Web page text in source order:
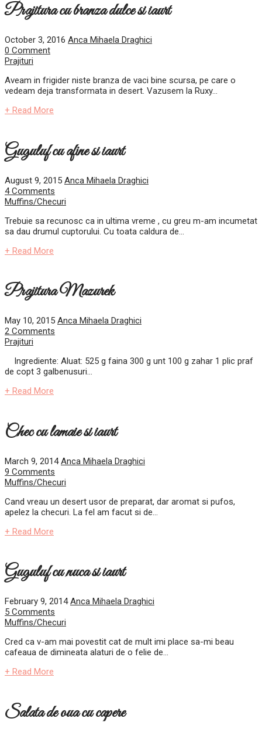
Prajitura cu branza dulce si iaurt
October 3, 2016 Anca Mihaela Draghici
0 Comment
Prajituri
Aveam in frigider niste branza de vaci bine scursa, pe care o
vedeam deja transformata in desert. Vazusem la Ruxy...
+ Read More
Guguluf cu afine si iaurt
August 9, 2015 Anca Mihaela Draghici
4 Comments
Muffins/Checuri
Trebuie sa recunosc ca in ultima vreme , cu greu m-am incumetat
sa dau drumul cuptorului. Cu toata caldura de...
+ Read More
Prajitura Mazurek
May 10, 2015 Anca Mihaela Draghici
2 Comments
Prajituri
Ingrediente: Aluat: 525 g faina 300 g unt 100 g zahar 1 plic praf
de copt 3 galbenusuri...
+ Read More
Chec cu lamaie si iaurt
March 9, 2014 Anca Mihaela Draghici
9 Comments
Muffins/Checuri
Cand vreau un desert usor de preparat, dar aromat si pufos,
apelez la checuri. La fel am facut si de...
+ Read More
Guguluf cu nuca si iaurt
February 9, 2014 Anca Mihaela Draghici
5 Comments
Muffins/Checuri
Cred ca v-am mai povestit cat de mult imi place sa-mi beau
cafeaua de dimineata alaturi de o felie de...
+ Read More
Salata de oua cu capere